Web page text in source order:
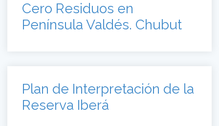
Cero Residuos en
Península Valdés. Chubut
Plan de Interpretación de la
Reserva Iberá